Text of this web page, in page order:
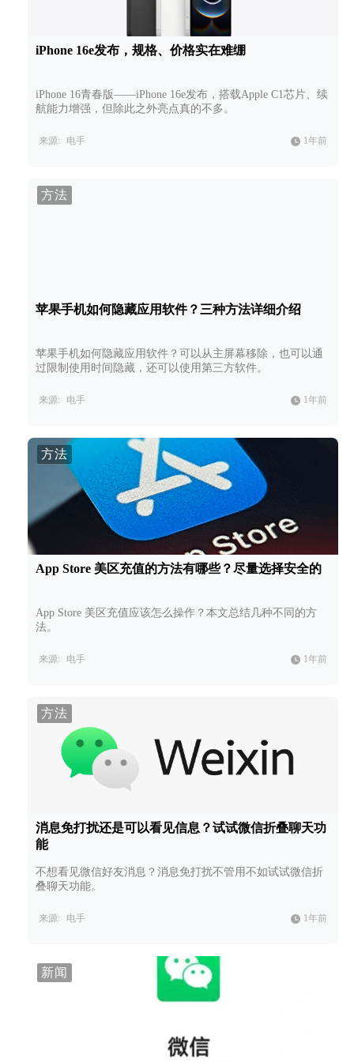
iPhone 16e发布，规格、价格实在难绷
iPhone 16青春版——iPhone 16e发布，搭载Apple C1芯片、续
航能力增强，但除此之外亮点真的不多。
来源: 电手 1年前
方法
苹果手机如何隐藏应用软件？三种方法详细介绍
苹果手机如何隐藏应用软件？可以从主屏幕移除，也可以通
过限制使用时间隐藏，还可以使用第三方软件。
来源: 电手 1年前
方法
App Store 美区充值的方法有哪些？尽量选择安全的
App Store 美区充值应该怎么操作？本文总结几种不同的方
法。
来源: 电手 1年前
方法
消息免打扰还是可以看见信息？试试微信折叠聊天功
能
不想看见微信好友消息？消息免打扰不管用不如试试微信折
叠聊天功能。
来源: 电手 1年前
新闻